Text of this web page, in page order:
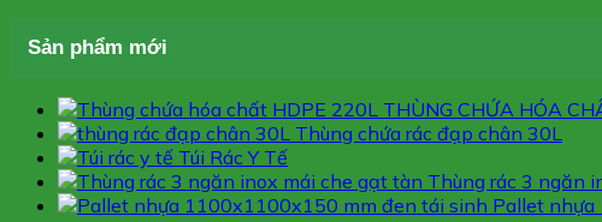
Sản phẩm mới
THÙNG CHỨA HÓA
Thùng chứa rác đạp chân 30L
Túi Rác Y Tế
Thùng rác 3 ngăn
Pallet